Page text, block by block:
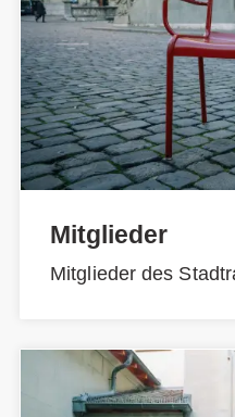
Mitglieder
Mitglieder des